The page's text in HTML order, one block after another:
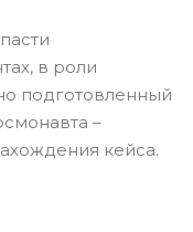
в роли
подготовленный
–
кейса.